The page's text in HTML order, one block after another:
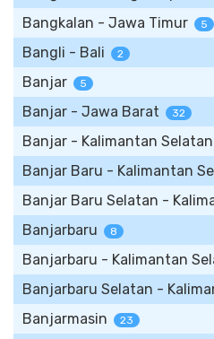
Bangkalan - Jawa Timur 5
Bangli - Bali 2
Banjar 5
Banjar - Jawa Barat 32
Banjar - Kalimantan Selatan
Banjar Baru - Kalimantan
Banjar Baru Selatan -
Banjarbaru 8
Banjarbaru - Kalimantan
Banjarbaru Selatan -
Banjarmasin 23